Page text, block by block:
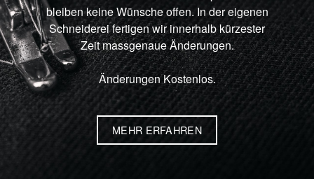
bleiben keine Wünsche offen. In der eigenen
Schneiderei fertigen wir innerhalb kürzester
Zeit massgenaue Änderungen.
Änderungen Kostenlos.
MEHR ERFAHREN